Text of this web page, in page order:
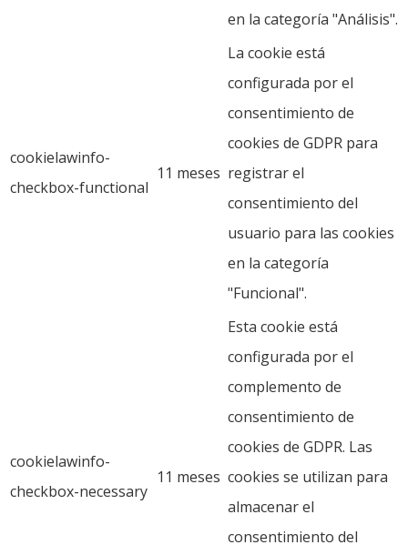
en la categoría "Análisis".
cookielawinfo-
checkbox-functional
11 meses
La cookie está
configurada por el
consentimiento de
cookies de GDPR para
registrar el
consentimiento del
usuario para las cookies
en la categoría
"Funcional".
cookielawinfo-
checkbox-necessary
11 meses
Esta cookie está
configurada por el
complemento de
consentimiento de
cookies de GDPR. Las
cookies se utilizan para
almacenar el
consentimiento del